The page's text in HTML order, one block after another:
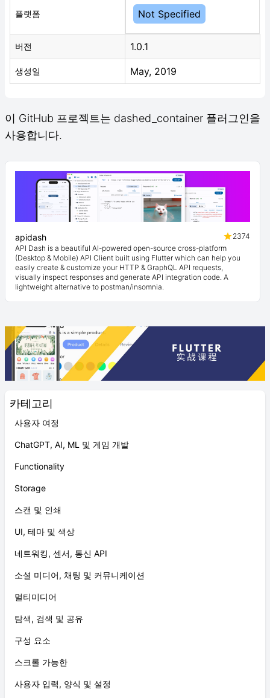
카테고리
사용자 여정
ChatGPT, AI, ML 및 게임 개발
Functionality
Storage
스캔 및 인쇄
UI, 테마 및 색상
네트워킹, 센서, 통신 API
소셜 미디어, 채팅 및 커뮤니케이션
멀티미디어
탐색, 검색 및 공유
구성 요소
스크롤 가능한
사용자 입력, 양식 및 설정
플랫폼 Not Specified
버전 1.0.1
생성일 May, 2019
이 GitHub 프로젝트는 dashed_container 플러그인을
사용합니다.
apidash
2374
API Dash is a beautiful AI-powered open-source cross-platform
(Desktop & Mobile) API Client built using Flutter which can help you
easily create & customize your HTTP & GraphQL API requests,
visually inspect responses and generate API integration code. A
lightweight alternative to postman/insomnia.